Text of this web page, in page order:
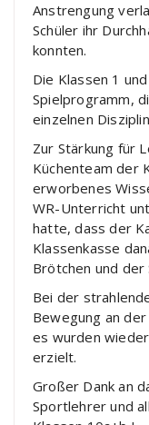
Anstrengung
Schüler ihr
konnten.
Die Klassen 1
Spielprogramm,
einzelnen
Zur Stärkung für
Küchenteam der
erworbenes
WR-Unterricht
hatte, dass der
Klassenkasse
Brötchen und
Bei der
Bewegung an
es wurden
erzielt.
Großer Dank an
Sportlehrer und